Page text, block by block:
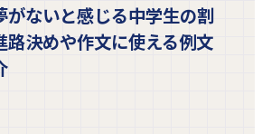
がないと感じる中学生の割
路決めや作文に使える例文